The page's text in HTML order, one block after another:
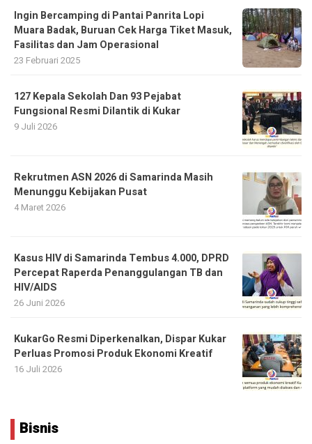
Ingin Bercamping di Pantai Panrita Lopi
Muara Badak, Buruan Cek Harga Tiket Masuk,
Fasilitas dan Jam Operasional
23 Februari 2025
127 Kepala Sekolah Dan 93 Pejabat
Fungsional Resmi Dilantik di Kukar
9 Juli 2026
Rekrutmen ASN 2026 di Samarinda Masih
Menunggu Kebijakan Pusat
4 Maret 2026
Kasus HIV di Samarinda Tembus 4.000, DPRD
Percepat Raperda Penanggulangan TB dan
HIV/AIDS
26 Juni 2026
KukarGo Resmi Diperkenalkan, Dispar Kukar
Perluas Promosi Produk Ekonomi Kreatif
16 Juli 2026
Bisnis